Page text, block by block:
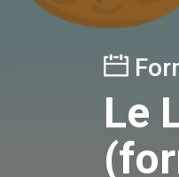
Le